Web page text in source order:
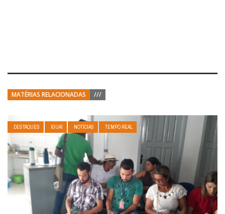
MATÉRIAS RELACIONADAS ///
DESTAQUES IGUAÍ NOTÍCIAS TEMPO REAL